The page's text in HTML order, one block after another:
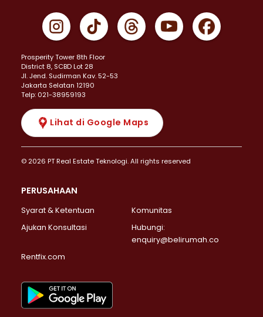
Prosperity Tower 8th Floor
District 8, SCBD Lot 28
JI. Jend. Sudirman Kav. 52-53
Jakarta Selatan 12190
Telp: 021-38959193
Lihat di Google Maps
© 2026 PT Real Estate Teknologi. All rights reserved
PERUSAHAAN
Syarat & Ketentuan
Komunitas
Ajukan Konsultasi
Hubungi:
enquiry@belirumah.co
Rentfix.com